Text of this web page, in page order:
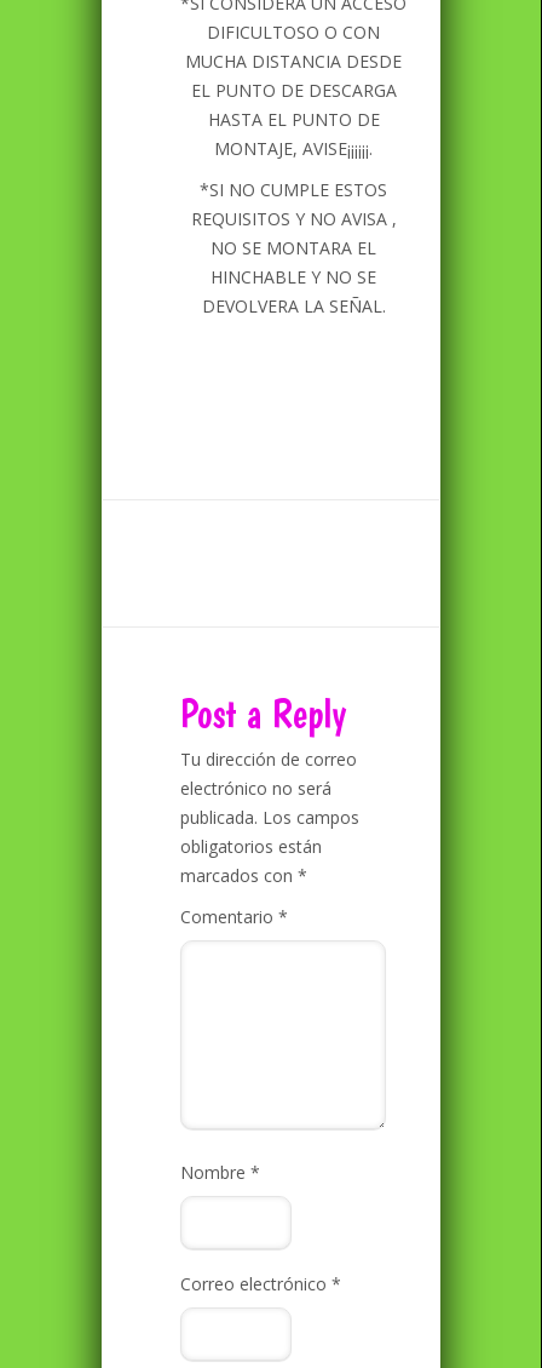
DIFICULTOSO O CON
MUCHA DISTANCIA DESDE
EL PUNTO DE DESCARGA
HASTA EL PUNTO DE
MONTAJE, AVISE¡¡¡¡¡¡.
*SI NO CUMPLE ESTOS
REQUISITOS Y NO AVISA ,
NO SE MONTARA EL
HINCHABLE Y NO SE
DEVOLVERA LA SEÑAL.
Post a Reply
Tu dirección de correo
electrónico no será
publicada. Los campos
obligatorios están
marcados con *
Comentario *
Nombre *
Correo electrónico *